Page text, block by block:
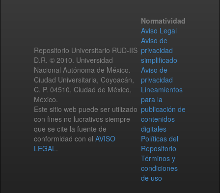
Repositorio Universitario RUD-IIS
D.R. © 2010. Universidad
Nacional Autónoma de México.
Ciudad Universitaria, Coyoacán,
C. P. 04510, Ciudad de México,
México.
Este sitio web puede ser utilizado
con fines no lucrativos siempre
que se cite la fuente de
conformidad con el AVISO
LEGAL.
Normatividad
Aviso Legal
Aviso de
privacidad
simplificado
Aviso de
privacidad
Lineamientos
para la
publicación de
contenidos
digitales
Políticas del
Repositorio
Términos y
condiciones
de uso